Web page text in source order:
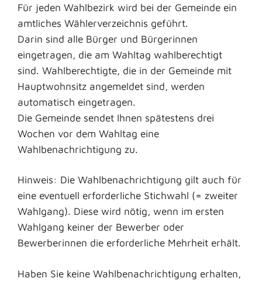
Für jeden Wahlbezirk wird bei der Gemeinde ein
amtliches Wählerverzeichnis geführt.
Darin sind alle Bürger und Bürgerinnen
eingetragen, die am Wahltag wahlberechtigt
sind. Wahlberechtigte, die in der Gemeinde mit
Hauptwohnsitz angemeldet sind, werden
automatisch eingetragen.
Die Gemeinde sendet Ihnen spätestens drei
Wochen vor dem Wahltag eine
Wahlbenachrichtigung zu.
Hinweis: Die Wahlbenachrichtigung gilt auch für
eine eventuell erforderliche Stichwahl (= zweiter
Wahlgang). Diese wird nötig, wenn im ersten
Wahlgang keiner der Bewerber oder
Bewerberinnen die erforderliche Mehrheit erhält.
Haben Sie keine Wahlbenachrichtigung erhalten,